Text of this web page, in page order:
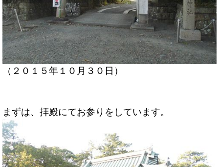
（２０１５年１０月３０日）
まずは、拝殿にてお参りをしています。